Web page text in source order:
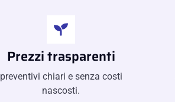
Prezzi trasparenti
preventivi chiari e senza costi
nascosti.